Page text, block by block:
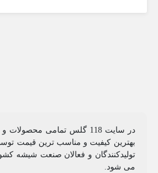
در سایت 118 گلس تمامی
بهترین کیفیت و مناسب ترین قیمت
تولیدکنندگان و فعالان صنعت شیشه کشور
می شود.